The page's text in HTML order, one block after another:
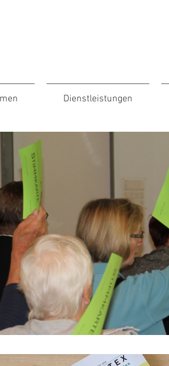
Dienstleistungen